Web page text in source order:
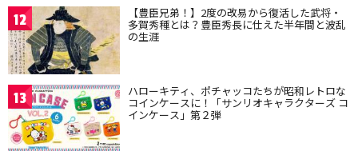
12 【豊臣兄弟！】2度の改易から復活した武将・
多賀秀種とは？豊臣秀長に仕えた半年間と波乱
の生涯
13 ハローキティ、ポチャッコたちが昭和レトロな
コインケースに！「サンリオキャラクターズ コ
インケース」第２弾